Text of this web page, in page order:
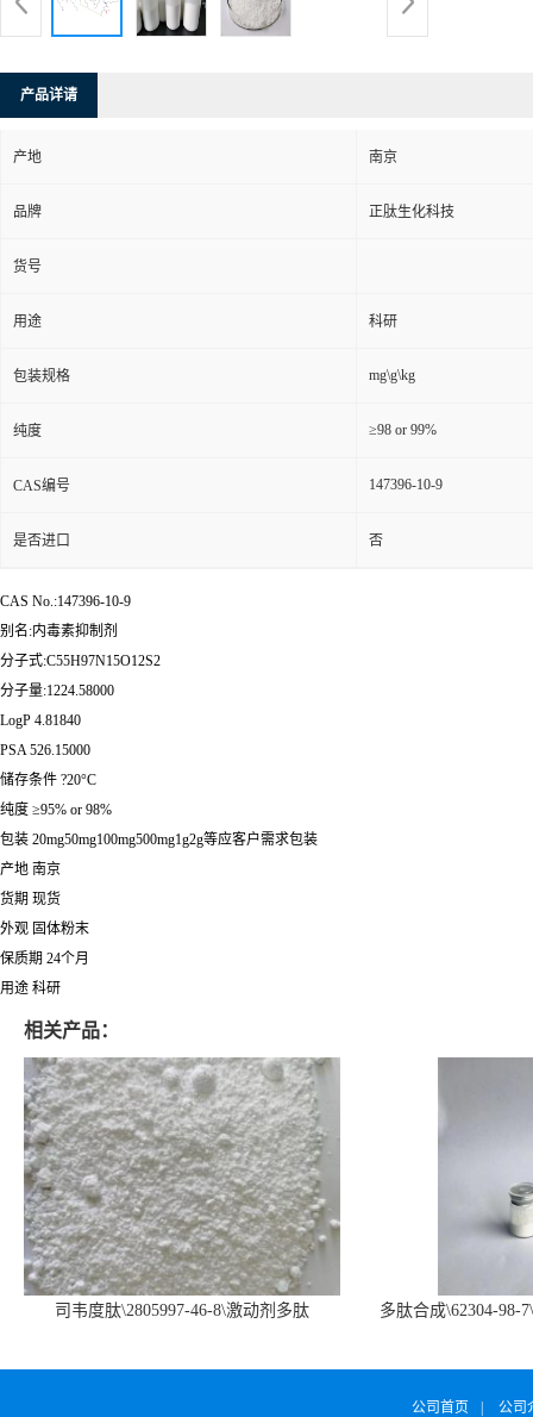
产品详请
产地 南京
品牌 正肽生化科技
货号
用途 科研
包装规格 mg\g\kg
纯度 ≥98 or 99%
CAS编号 147396-10-9
是否进口 否
CAS No.:147396-10-9
别名:内毒素抑制剂
分子式:C55H97N15O12S2
分子量:1224.58000
LogP 4.81840
PSA 526.15000
储存条件 ?20°C
纯度 ≥95% or 98%
包装 20mg50mg100mg500mg1g2g等应客户需求包装
产地 南京
货期 现货
外观 固体粉末
保质期 24个月
用途 科研
相关产品：
司韦度肽\2805997-46-8\激动剂多肽
多肽合成\62304-98-
公司首页
公司